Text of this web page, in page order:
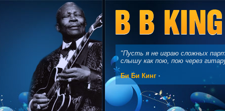
"Пусть я не играю сложных
слышу как пою, пою через
Би Би Кинг